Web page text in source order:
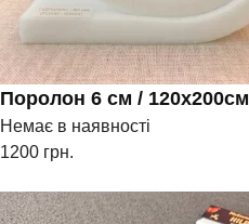
Поролон 6 см / 120х200см
Немає в наявності
1200 грн.